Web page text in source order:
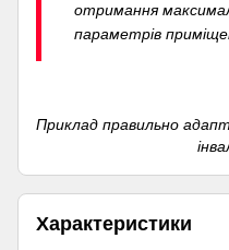
отримання
параметрів
Приклад правильно
Характеристики